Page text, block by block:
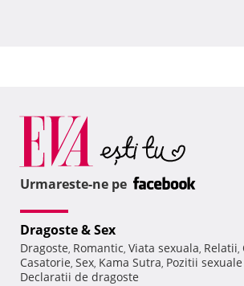
Urmareste-ne pe
Dragoste & Sex
Dragoste, Romantic, Viata sexuala, Relatii,
Casatorie, Sex, Kama Sutra, Pozitii
Declaratii de dragoste